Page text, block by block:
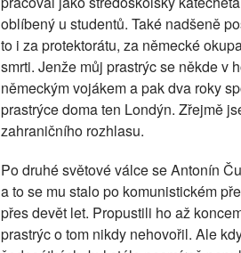
oblíbený u studentů. Také nadšeně
to i za protektorátu, za německé
smrti. Jenže můj prastrýc se někde v
německým vojákem a pak dva roky
prastrýce doma ten Londýn. Zřejmě
zahraničního rozhlasu.
Po druhé světové válce se Antonín
a to se mu stalo po komunistickém
přes devět let. Propustili ho až
prastrýc o tom nikdy nehovořil. Ale